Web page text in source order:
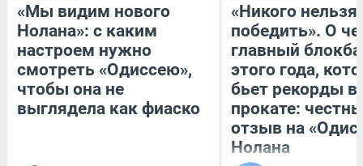
«Мы видим нового
Нолана»: с каким
настроем нужно
смотреть «Одиссею»,
чтобы она не
выглядела как фиаско
«Никого нельзя
победить». О
главный
этого года,
бьет рекорды в
прокате:
отзыв на
Нолана